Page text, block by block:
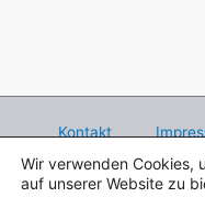
Kontakt
Wir verwenden Cookies,
auf unserer Website zu